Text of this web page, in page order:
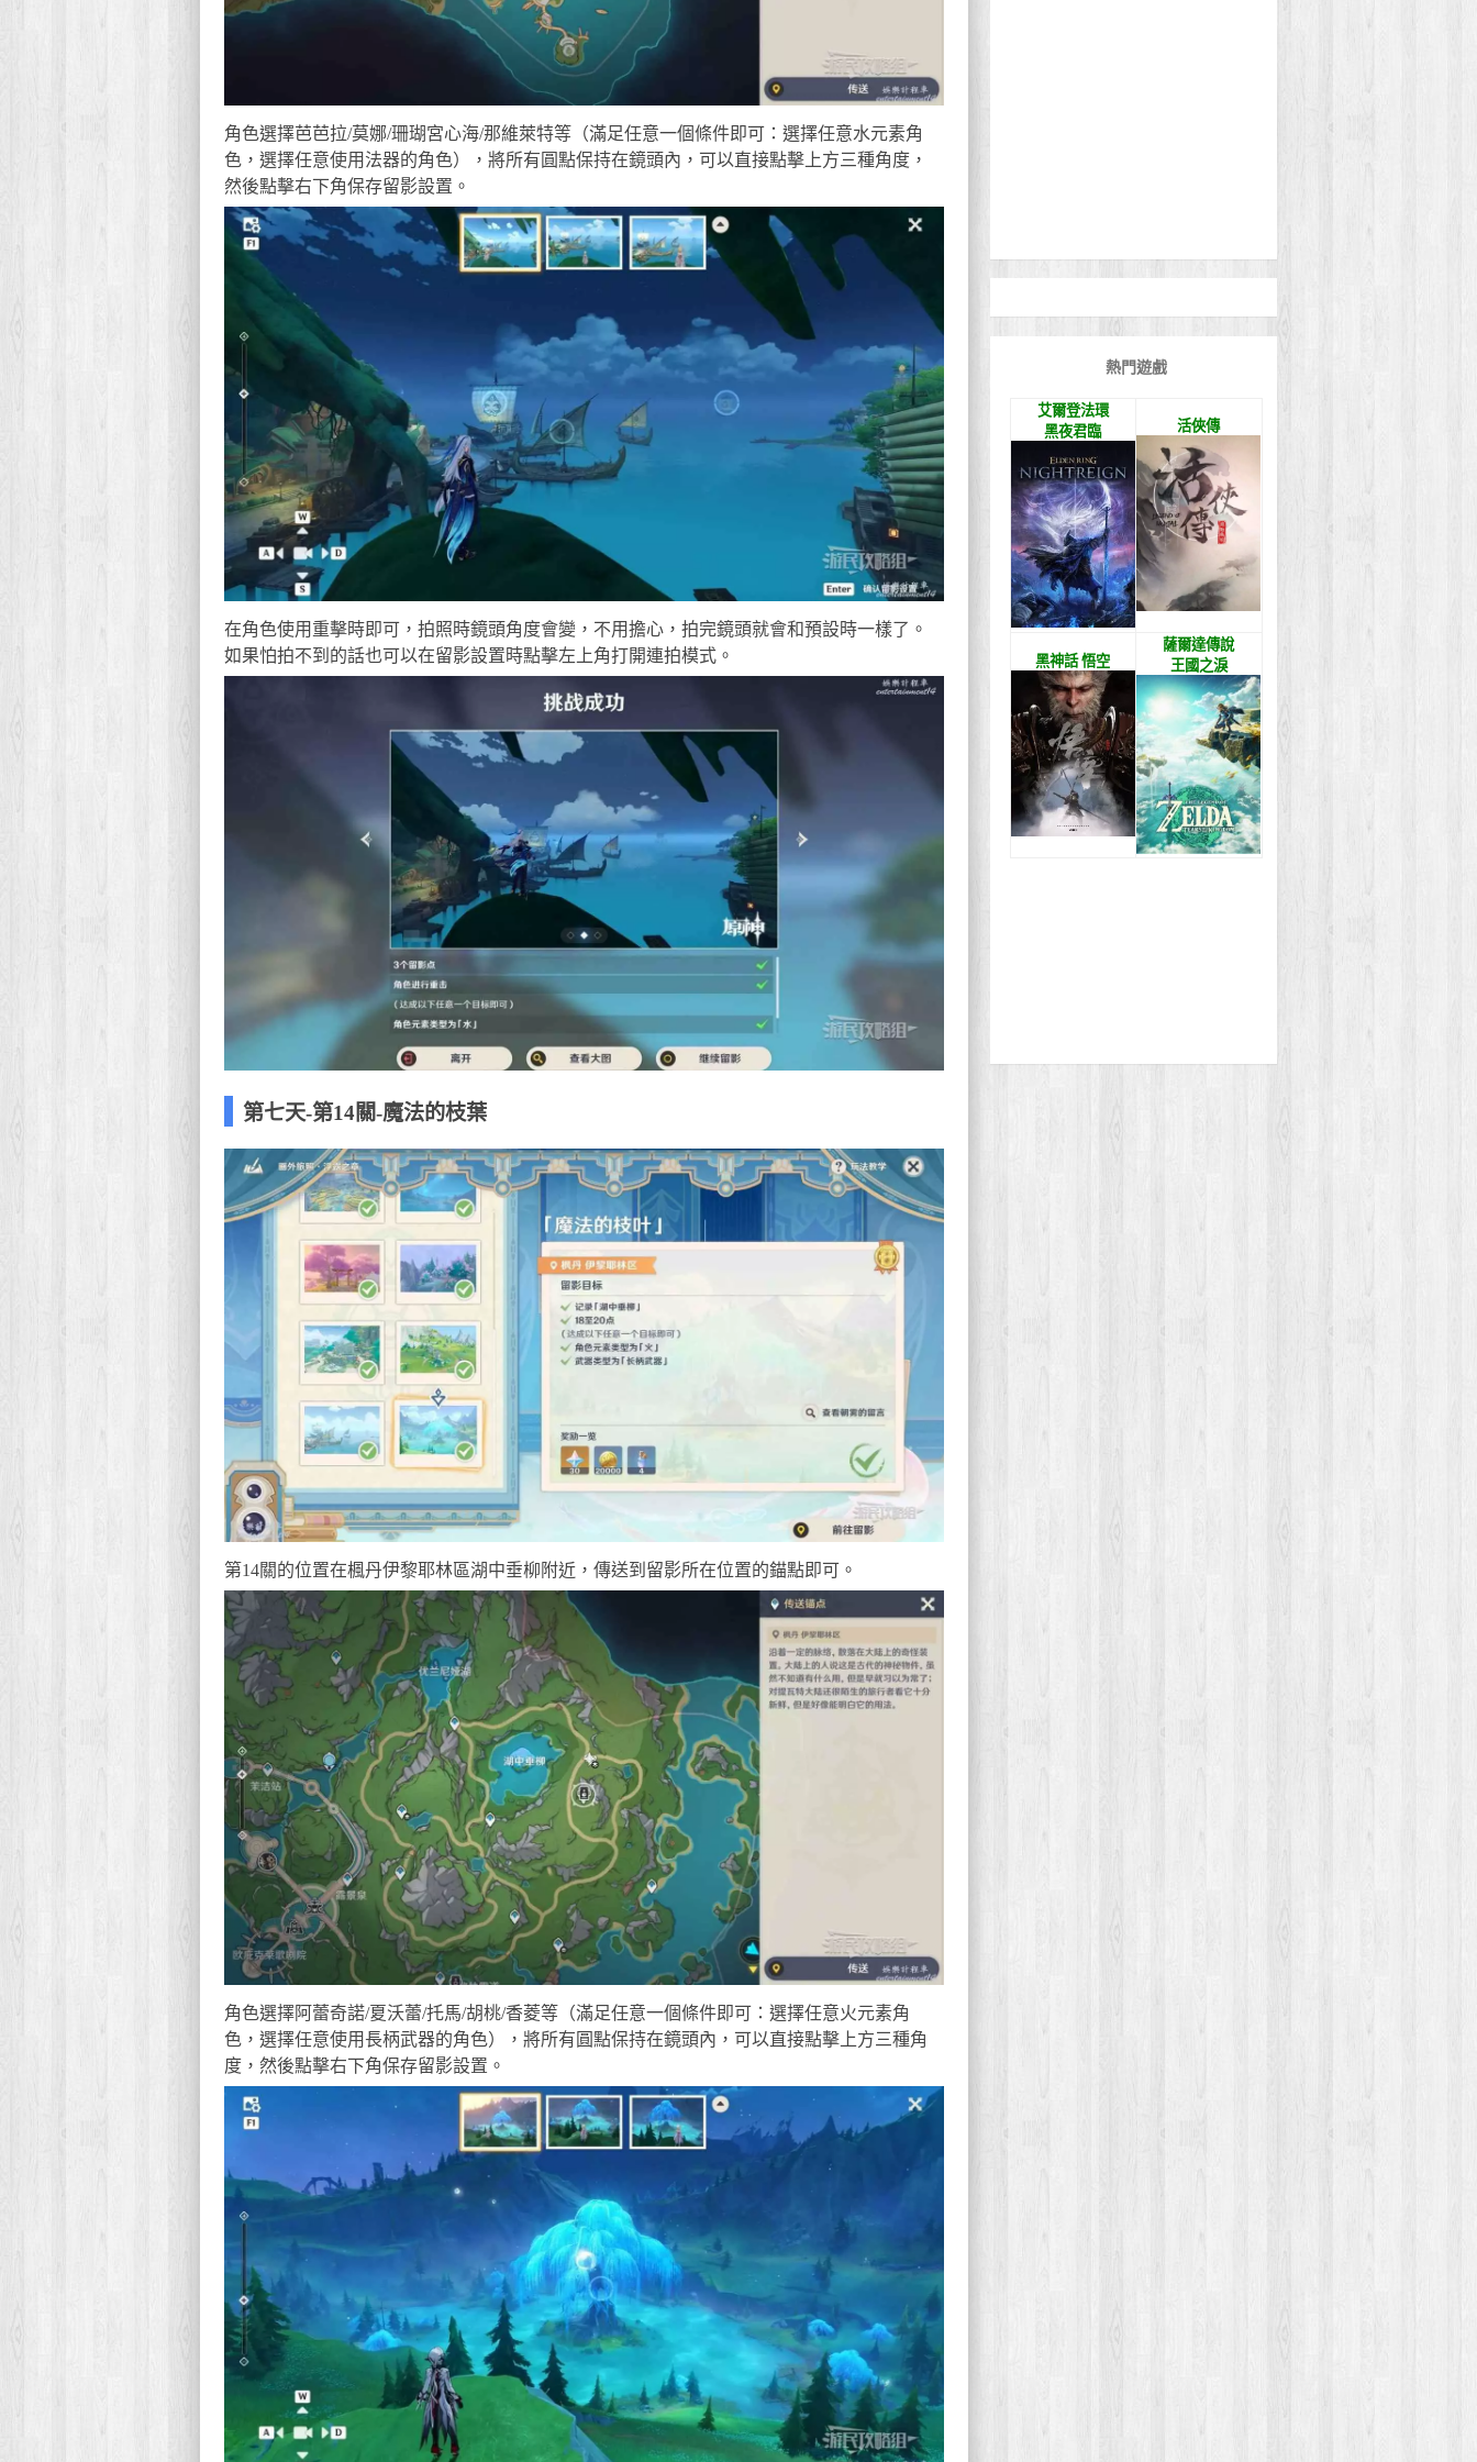
角色選擇芭芭拉/莫娜/珊瑚宮心海/那維萊特等（滿足任意一個條件即可：選擇任意水元素角
色，選擇任意使用法器的角色），將所有圓點保持在鏡頭內，可以直接點擊上方三種角度，
然後點擊右下角保存留影設置。
在角色使用重擊時即可，拍照時鏡頭角度會變，不用擔心，拍完鏡頭就會和預設時一樣了。
如果怕拍不到的話也可以在留影設置時點擊左上角打開連拍模式。
第七天-第14關-魔法的枝葉
第14關的位置在楓丹伊黎耶林區湖中垂柳附近，傳送到留影所在位置的錨點即可。
角色選擇阿蕾奇諾/夏沃蕾/托馬/胡桃/香菱等（滿足任意一個條件即可：選擇任意火元素角
色，選擇任意使用長柄武器的角色），將所有圓點保持在鏡頭內，可以直接點擊上方三種角
度，然後點擊右下角保存留影設置。
熱門遊戲
艾爾登法環
黑夜君臨
活俠傳
黑神話 悟空
薩爾達傳說
王國之淚